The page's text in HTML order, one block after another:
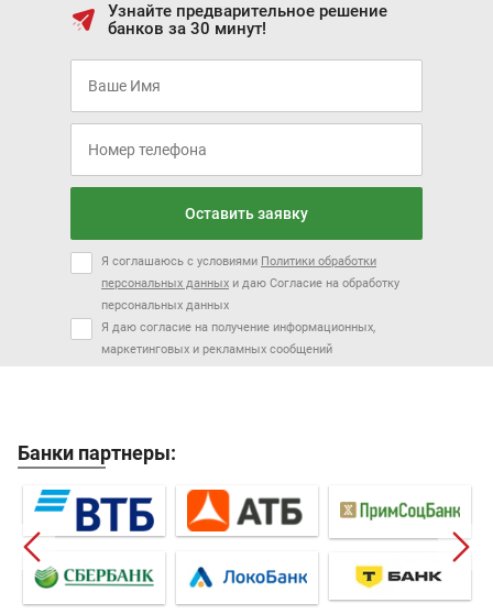
Узнайте предварительное решение
банков за 30 минут!
Оставить заявку
Я соглашаюсь с условиями Политики обработки
персональных данных и даю Согласие на обработку
персональных данных
Я даю согласие на получение информационных,
маркетинговых и рекламных сообщений
Банки партнеры: